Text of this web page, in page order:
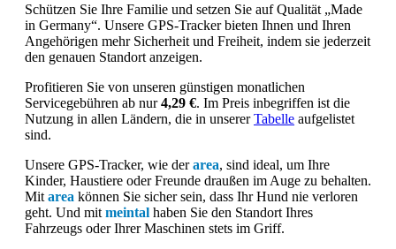
Schützen Sie Ihre Familie und setzen Sie auf Qualität „Made
in Germany“. Unsere GPS-Tracker bieten Ihnen und Ihren
Angehörigen mehr Sicherheit und Freiheit, indem sie jederzeit
den genauen Standort anzeigen.
Profitieren Sie von unseren günstigen monatlichen
Servicegebühren ab nur4,29 €. Im Preis inbegriffen ist die
Nutzung in allen Ländern, die in unsererTabelle aufgelistet
sind.
Unsere GPS-Tracker, wie derarea, sind ideal, um Ihre
Kinder, Haustiere oder Freunde draußen im Auge zu behalten.
Mit area können Sie sicher sein, dass Ihr Hund nie verloren
geht. Und mit meintal haben Sie den Standort Ihres
Fahrzeugs oder Ihrer Maschinen stets im Griff.